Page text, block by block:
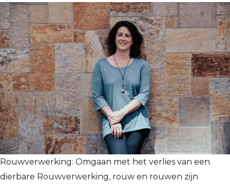
Rouwverwerking: Omgaan met het verlies van een
dierbare Rouwverwerking, rouw en rouwen zijn